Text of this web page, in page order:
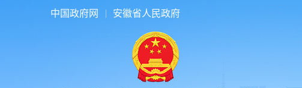
中国政府网 安徽省人民政府